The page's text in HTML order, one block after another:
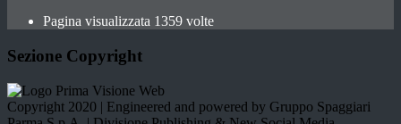
Pagina visualizzata 1359 volte
Sezione Copyright
Copyright 2020 | Engineered and powered by Gruppo Spaggiari